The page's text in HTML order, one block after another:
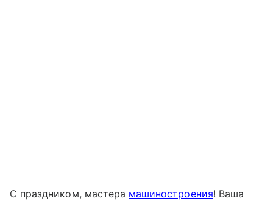
С праздником, мастера машиностроения! Ваша